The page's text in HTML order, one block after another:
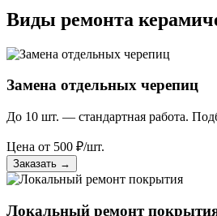
Виды ремонта
Замена отдельных черепиц
До 10 шт. — стандартная работа.
Цена от 500 ₽/шт.
Заказать →
Локальный ремонт